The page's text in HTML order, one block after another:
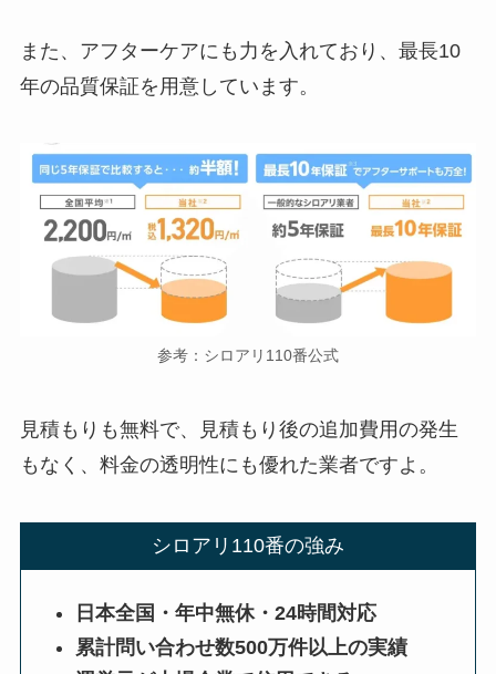
また、アフターケアにも力を入れており、最長10
年の品質保証を用意しています。
参考：シロアリ110番公式
見積もりも無料で、見積もり後の追加費用の発生
もなく、料金の透明性にも優れた業者ですよ。
シロアリ110番の強み
日本全国・年中無休・24時間対応
累計問い合わせ数500万件以上の実績